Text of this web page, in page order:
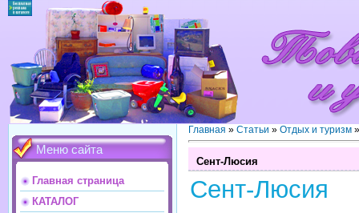
Меню сайта
Главная страница
КАТАЛОГ
Главная » Статьи » Отдых и туризм
Сент-Люсия
Сент-Люсия